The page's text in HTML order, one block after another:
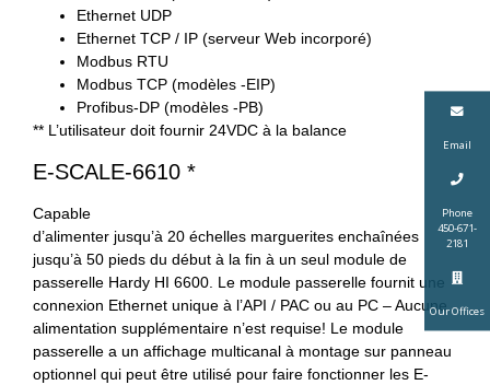
Email
Phone
450-671-
2181
Our Offices
Ethernet UDP
Ethernet TCP / IP (serveur Web incorporé)
Modbus RTU
Modbus TCP (modèles -EIP)
Profibus-DP (modèles -PB)
** L’utilisateur doit fournir 24VDC à la balance
E-SCALE-6610 *
Capable
d’alimenter jusqu’à 20 échelles marguerites enchaînées
jusqu’à 50 pieds du début à la fin à un seul module de
passerelle Hardy HI 6600. Le module passerelle fournit une
connexion Ethernet unique à l’API / PAC ou au PC – Aucune
alimentation supplémentaire n’est requise! Le module
passerelle a un affichage multicanal à montage sur panneau
optionnel qui peut être utilisé pour faire fonctionner les E-